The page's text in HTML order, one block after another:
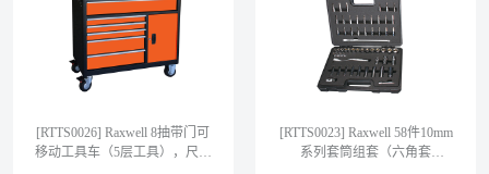
[RTTS0026] Raxwell 8抽带门可
移动工具车（5层工具），尺寸
[RTTS0023] Raxwell 58件10mm
系列套筒组套（六角套